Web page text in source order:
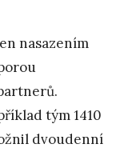
nasazením
tým 1410
dvoudenní